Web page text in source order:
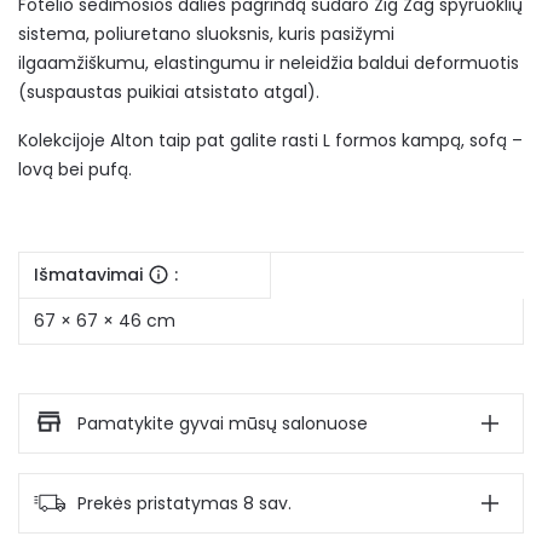
Fotelio sėdimosios dalies pagrindą sudaro Zig Zag spyruoklių
sistema, poliuretano sluoksnis, kuris pasižymi
ilgaamžiškumu, elastingumu ir neleidžia baldui deformuotis
(suspaustas puikiai atsistato atgal).
Kolekcijoje Alton taip pat galite rasti L formos kampą, sofą –
lovą bei pufą.
Išmatavimai
:
67 × 67 × 46 cm
Pamatykite gyvai mūsų salonuose
Prekės pristatymas 8 sav.